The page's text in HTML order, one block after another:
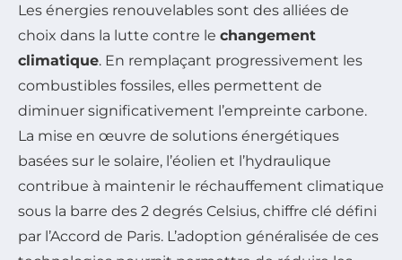
Les énergies renouvelables sont des alliées de
choix dans la lutte contre le changement
climatique. En remplaçant progressivement les
combustibles fossiles, elles permettent de
diminuer significativement l’empreinte carbone.
La mise en œuvre de solutions énergétiques
basées sur le solaire, l’éolien et l’hydraulique
contribue à maintenir le réchauffement climatique
sous la barre des 2 degrés Celsius, chiffre clé défini
par l’Accord de Paris. L’adoption généralisée de ces